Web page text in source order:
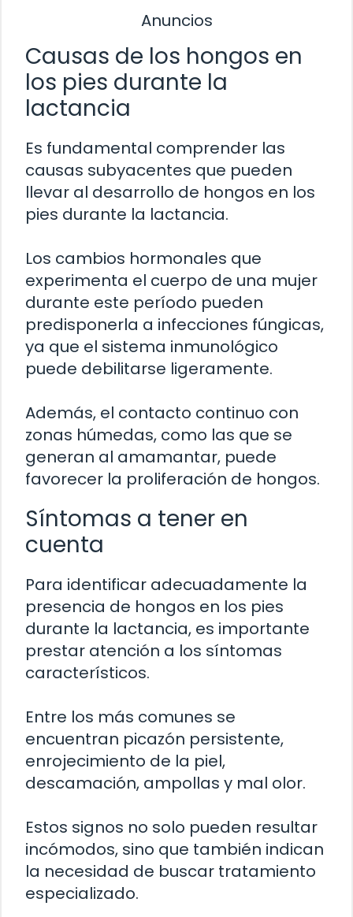
Anuncios
Causas de los hongos en
los pies durante la
lactancia
Es fundamental comprender las
causas subyacentes que pueden
llevar al desarrollo de hongos en los
pies durante la lactancia.
Los cambios hormonales que
experimenta el cuerpo de una mujer
durante este período pueden
predisponerla a infecciones fúngicas,
ya que el sistema inmunológico
puede debilitarse ligeramente.
Además, el contacto continuo con
zonas húmedas, como las que se
generan al amamantar, puede
favorecer la proliferación de hongos.
Síntomas a tener en
cuenta
Para identificar adecuadamente la
presencia de hongos en los pies
durante la lactancia, es importante
prestar atención a los síntomas
característicos.
Entre los más comunes se
encuentran picazón persistente,
enrojecimiento de la piel,
descamación, ampollas y mal olor.
Estos signos no solo pueden resultar
incómodos, sino que también indican
la necesidad de buscar tratamiento
especializado.